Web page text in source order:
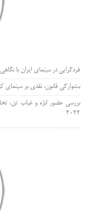
فردگرایی در سینمای ایران با
بت‌وارگی قانون، نقدی بر سینمای
بررسی حضور ابژه و غیاب تن،
۲۰۲۲